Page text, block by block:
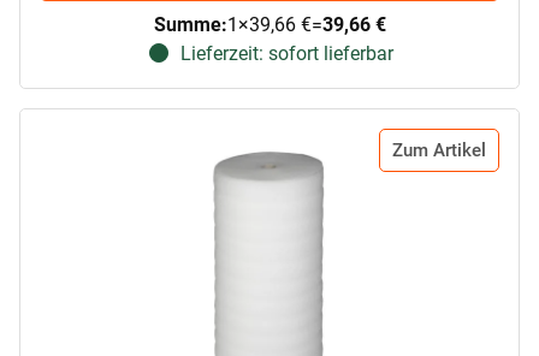
Summe:1 ×39,66 €=39,66 €
Lieferzeit: sofort lieferbar
Zum Artikel